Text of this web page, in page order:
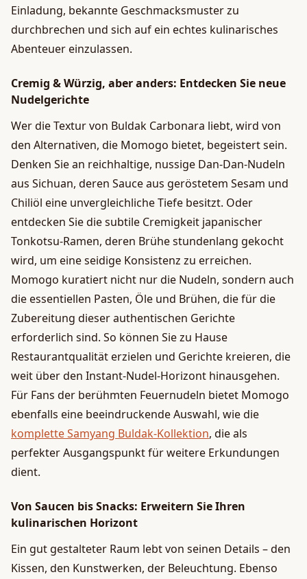
Einladung, bekannte Geschmacksmuster zu
durchbrechen und sich auf ein echtes kulinarisches
Abenteuer einzulassen.
Cremig & Würzig, aber anders: Entdecken Sie neue
Nudelgerichte
Wer die Textur von Buldak Carbonara liebt, wird von
den Alternativen, die Momogo bietet, begeistert sein.
Denken Sie an reichhaltige, nussige Dan-Dan-Nudeln
aus Sichuan, deren Sauce aus geröstetem Sesam und
Chiliöl eine unvergleichliche Tiefe besitzt. Oder
entdecken Sie die subtile Cremigkeit japanischer
Tonkotsu-Ramen, deren Brühe stundenlang gekocht
wird, um eine seidige Konsistenz zu erreichen.
Momogo kuratiert nicht nur die Nudeln, sondern auch
die essentiellen Pasten, Öle und Brühen, die für die
Zubereitung dieser authentischen Gerichte
erforderlich sind. So können Sie zu Hause
Restaurantqualität erzielen und Gerichte kreieren, die
weit über den Instant-Nudel-Horizont hinausgehen.
Für Fans der berühmten Feuernudeln bietet Momogo
ebenfalls eine beeindruckende Auswahl, wie die
komplette Samyang Buldak-Kollektion, die als
perfekter Ausgangspunkt für weitere Erkundungen
dient.
Von Saucen bis Snacks: Erweitern Sie Ihren
kulinarischen Horizont
Ein gut gestalteter Raum lebt von seinen Details – den
Kissen, den Kunstwerken, der Beleuchtung. Ebenso